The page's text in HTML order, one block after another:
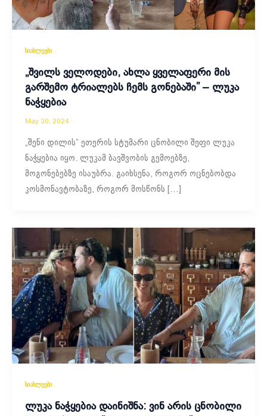
სიახლეები
„შვილს ველოდები, ახლა ყველაფერი მის
გარშემო ტრიალებს ჩემს გონებაში” – ლუკა
ნაჭყებია
May 30, 2024
„შენი დილის” ეთერის სტუმარი ცნობილი შეფი ლუკა
ნაჭყებია იყო. ლუკამ ბავშვობის გემოებზე,
მოგონებებზე ისაუბრა. გაიხსენა, როგორ ოცნებობდა
კოსმონავტობაზე, როგორ მოსწონს […]
სიახლეები
ლუკა ნაჭყებია დაინიშნა: ვინ არის ცნობილი